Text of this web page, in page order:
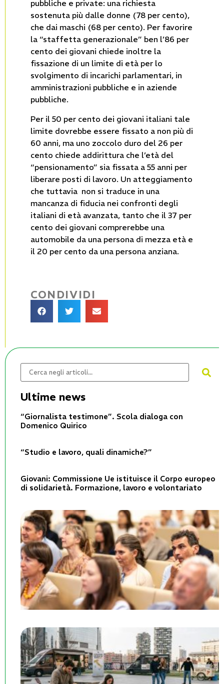
pubbliche e private: una richiesta
sostenuta più dalle donne (78 per cento),
che dai maschi (68 per cento). Per favorire
la “staffetta generazionale” ben l’86 per
cento dei giovani chiede inoltre la
fissazione di un limite di età per lo
svolgimento di incarichi parlamentari, in
amministrazioni pubbliche e in aziende
pubbliche.
Per il 50 per cento dei giovani italiani tale
limite dovrebbe essere fissato a non più di
60 anni, ma uno zoccolo duro del 26 per
cento chiede addirittura che l’età del
“pensionamento” sia fissata a 55 anni per
liberare posti di lavoro. Un atteggiamento
che tuttavia non si traduce in una
mancanza di fiducia nei confronti degli
italiani di età avanzata, tanto che il 37 per
cento dei giovani comprerebbe una
automobile da una persona di mezza età e
il 20 per cento da una persona anziana.
CONDIVIDI
Ultime news
“Giornalista testimone”. Scola dialoga con
Domenico Quirico
“Studio e lavoro, quali dinamiche?”
Giovani: Commissione Ue istituisce il Corpo europeo
di solidarietà. Formazione, lavoro e volontariato